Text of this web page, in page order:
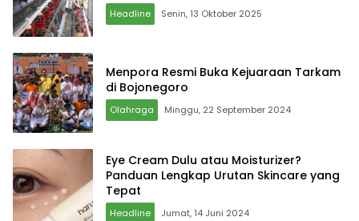
Headline Senin, 13 Oktober 2025
Menpora Resmi Buka Kejuaraan Tarkam
di Bojonegoro
Olahraga Minggu, 22 September 2024
Eye Cream Dulu atau Moisturizer?
Panduan Lengkap Urutan Skincare yang
Tepat
Headline Jumat, 14 Juni 2024